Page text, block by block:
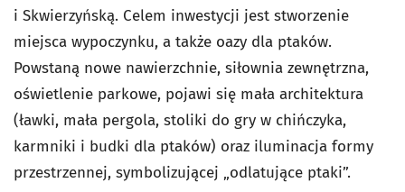
i Skwierzyńską. Celem inwestycji jest stworzenie
miejsca wypoczynku, a także oazy dla ptaków.
Powstaną nowe nawierzchnie, siłownia zewnętrzna,
oświetlenie parkowe, pojawi się mała architektura
(ławki, mała pergola, stoliki do gry w chińczyka,
karmniki i budki dla ptaków) oraz iluminacja formy
przestrzennej, symbolizującej „odlatujące ptaki”.